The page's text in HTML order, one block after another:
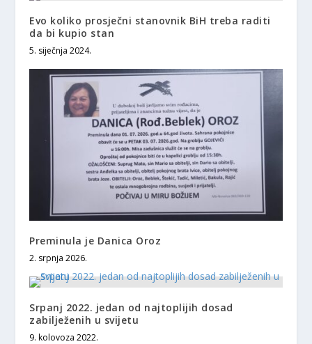
Evo koliko prosječni stanovnik BiH treba raditi
da bi kupio stan
5. siječnja 2024.
Preminula je Danica Oroz
2. srpnja 2026.
Srpanj 2022. jedan od najtoplijih dosad
zabilježenih u svijetu
9. kolovoza 2022.